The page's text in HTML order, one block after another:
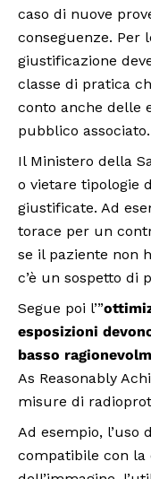
caso di nuove
conseguenze. Per
giustificazione
classe di pratica
conto anche delle
pubblico associato.
Il Ministero della
o vietare tipologie
giustificate. Ad
torace per un
se il paziente non
c’è un sospetto di
Segue poi l’”
esposizioni
basso
As Reasonably
misure di
Ad esempio, l’uso
compatibile con la